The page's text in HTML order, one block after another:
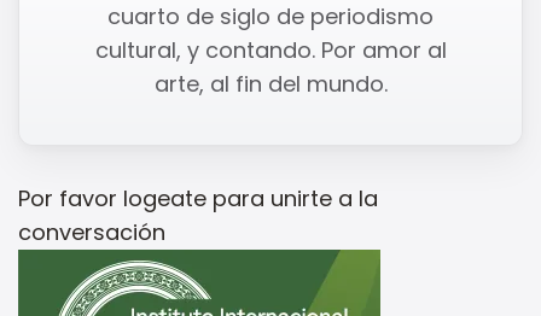
cuarto de siglo de periodismo
cultural, y contando. Por amor al
arte, al fin del mundo.
Por favor logeate para unirte a la
conversación